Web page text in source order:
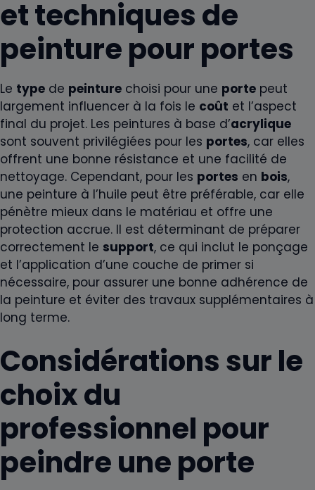
et techniques de
peinture pour portes
Le type de peinture choisi pour une porte peut
largement influencer à la fois le coût et l’aspect
final du projet. Les peintures à base d’acrylique
sont souvent privilégiées pour les portes, car elles
offrent une bonne résistance et une facilité de
nettoyage. Cependant, pour les portes en bois,
une peinture à l’huile peut être préférable, car elle
pénètre mieux dans le matériau et offre une
protection accrue. Il est déterminant de préparer
correctement le support, ce qui inclut le ponçage
et l’application d’une couche de primer si
nécessaire, pour assurer une bonne adhérence de
la peinture et éviter des travaux supplémentaires à
long terme.
Considérations sur le
choix du
professionnel pour
peindre une porte